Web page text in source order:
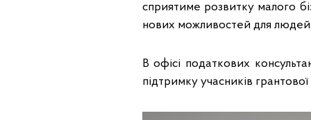
сприятиме розвитку малого
нових можливостей для людей,
В офісі податкових
підтримку учасників